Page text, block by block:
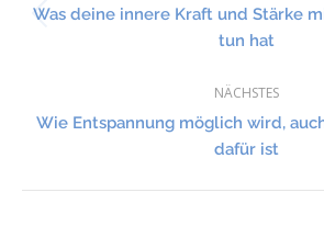
Vorheriger
Beitrag:
Was deine innere Kraft und Stärke
tun hat
NÄCHSTES
Nächster
Beitrag:
Wie Entspannung möglich wird,
dafür ist